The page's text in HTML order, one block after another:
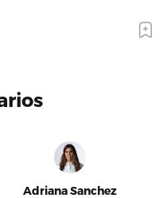
Adriana Sanchez